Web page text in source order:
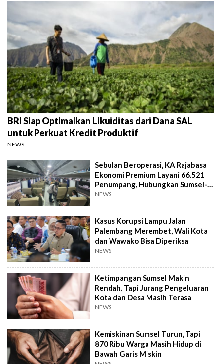
BRI Siap Optimalkan Likuiditas dari Dana SAL
untuk Perkuat Kredit Produktif
NEWS
Sebulan Beroperasi, KA Rajabasa
Ekonomi Premium Layani 66.521
Penumpang, Hubungkan Sumsel-
Lampung
NEWS
Kasus Korupsi Lampu Jalan
Palembang Merembet, Wali Kota
dan Wawako Bisa Diperiksa
NEWS
Ketimpangan Sumsel Makin
Rendah, Tapi Jurang Pengeluaran
Kota dan Desa Masih Terasa
NEWS
Kemiskinan Sumsel Turun, Tapi
870 Ribu Warga Masih Hidup di
Bawah Garis Miskin